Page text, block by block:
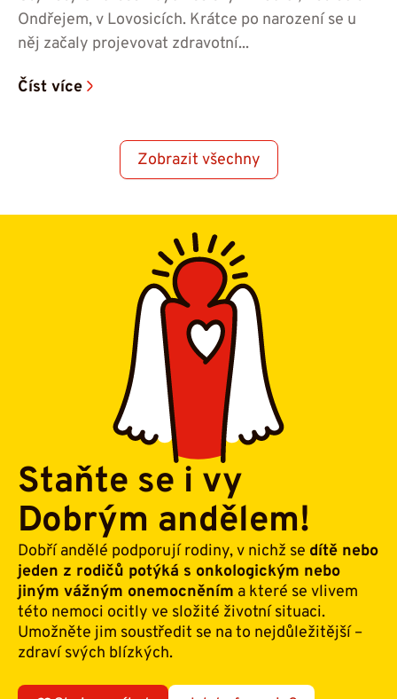
Ondřejem, v Lovosicích. Krátce po narození se u
něj začaly projevovat zdravotní...
Číst více
Zobrazit všechny
Staňte se i vy
Dobrým andělem!
Dobří andělé podporují rodiny, v nichž se dítě nebo
jeden z rodičů potýká s onkologickým nebo
jiným vážným onemocněním a které se vlivem
této nemoci ocitly ve složité životní situaci.
Umožněte jim soustředit se na to nejdůležitější –
zdraví svých blízkých.